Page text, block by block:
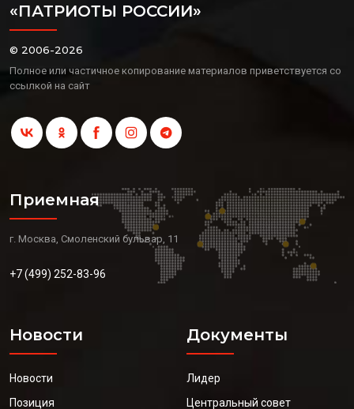
«ПАТРИОТЫ РОССИИ»
© 2006-2026
Полное или частичное копирование материалов приветствуется со
ссылкой на сайт
Приемная
г. Москва, Смоленский бульвар, 11
+7 (499) 252-83-96
Новости
Новости
Позиция
Документы
Лидер
Центральный совет